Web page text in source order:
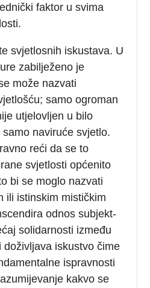
faktor u svima
svjetlosnih iskustava. U
zabilježeno je
može nazvati
samo ogroman
utjelovljen u bilo
naviruće svjetlo.
reći da se to
svjetlosti općenito
bi se moglo nazvati
ili istinskim mističkim
odnos subjekt-
solidarnosti između
doživljava iskustvo čime
ispravnosti
kakvo se